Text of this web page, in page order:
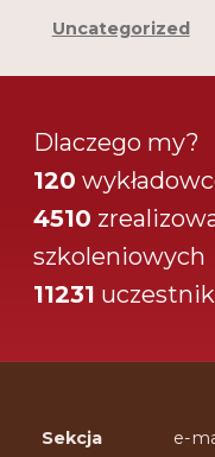
Uncategorized
Dlaczego my?
120
4510
szkoleniowych
11231
Sekcja
e-